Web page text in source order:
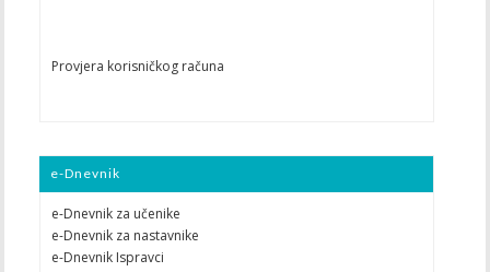
Provjera korisničkog računa
e-Dnevnik
e-Dnevnik za učenike
e-Dnevnik za nastavnike
e-Dnevnik Ispravci